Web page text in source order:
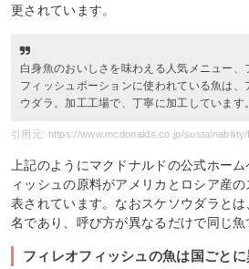
更されています。
白身魚のおいしさを味わえる人気メニュー、
フィッシュポーションに使われている魚は、
ウダラ。加工工場で、丁寧に加工しています。
引用元: https://www.mcdonalds.co.jp/
上記のようにマクドナルドの公式ホー
ィッシュの原料がアメリカとロシア産
表されています。なおスケソウダラと
名であり、呼び方が異なるだけで同じ魚
フィレオフィッシュの魚は国ごとに